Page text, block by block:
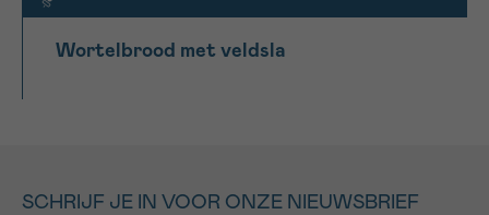
Wortelbrood met veldsla
SCHRIJF JE IN VOOR ONZE NIEUWSBRIEF